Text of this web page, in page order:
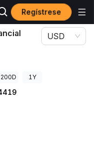
Regístrese
Liberty Financial WLFI
USD
200D 1Y